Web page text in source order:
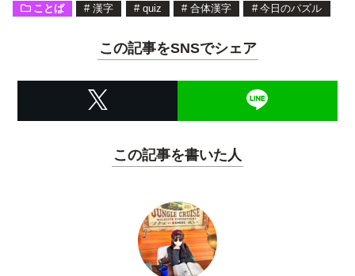
ことば # 漢字 # quiz # 合体漢字 # 今日のパズル
この記事をSNSでシェア
この記事を書いた人